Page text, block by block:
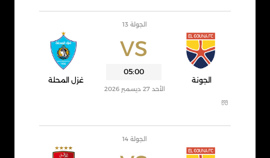
VS
الجونة
05:00
الجولة 13
الأحد 27 ديسمبر 2026
غزل المحلة
الجولة 14